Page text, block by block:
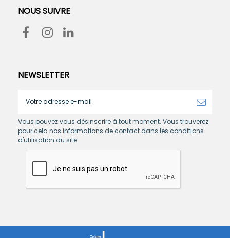
NOUS SUIVRE
NEWSLETTER
Vous pouvez vous désinscrire à tout moment. Vous trouverez
pour cela nos informations de contact dans les conditions
d'utilisation du site.